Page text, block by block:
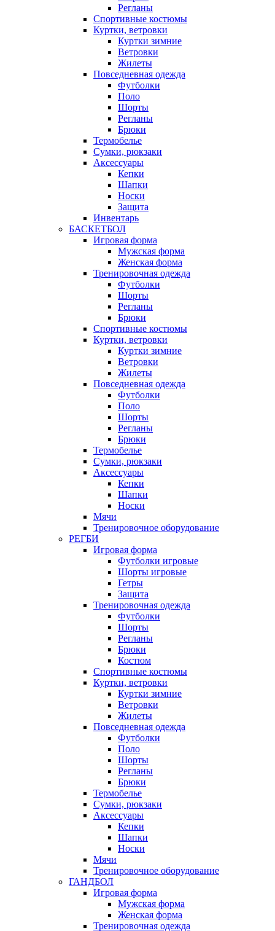
Регланы
Спортивные костюмы
Куртки, ветровки
Куртки зимние
Ветровки
Жилеты
Повседневная одежда
Футболки
Поло
Шорты
Регланы
Брюки
Термобелье
Сумки, рюкзаки
Аксессуары
Кепки
Шапки
Носки
Защита
Инвентарь
БАСКЕТБОЛ
Игровая форма
Мужская форма
Женская форма
Тренировочная одежда
Футболки
Шорты
Регланы
Брюки
Спортивные костюмы
Куртки, ветровки
Куртки зимние
Ветровки
Жилеты
Повседневная одежда
Футболки
Поло
Шорты
Регланы
Брюки
Термобелье
Сумки, рюкзаки
Аксессуары
Кепки
Шапки
Носки
Мячи
Тренировочное оборудование
РЕГБИ
Игровая форма
Футболки игровые
Шорты игровые
Гетры
Защита
Тренировочная одежда
Футболки
Шорты
Регланы
Брюки
Костюм
Спортивные костюмы
Куртки, ветровки
Куртки зимние
Ветровки
Жилеты
Повседневная одежда
Футболки
Поло
Шорты
Регланы
Брюки
Термобелье
Сумки, рюкзаки
Аксессуары
Кепки
Шапки
Носки
Мячи
Тренировочное оборудование
ГАНДБОЛ
Игровая форма
Мужская форма
Женская форма
Тренировочная одежда